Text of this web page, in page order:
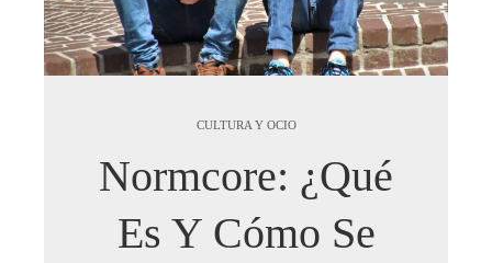
CULTURA Y OCIO
Normcore: ¿qué
Es Y Cómo Se